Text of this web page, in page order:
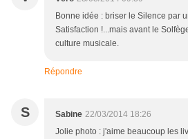
Bonne idée : briser le Silence par
Satisfaction !...mais avant le
culture musicale.
Répondre
S Sabine 22/03/2014 18:26
Jolie photo : j'aime beaucoup les